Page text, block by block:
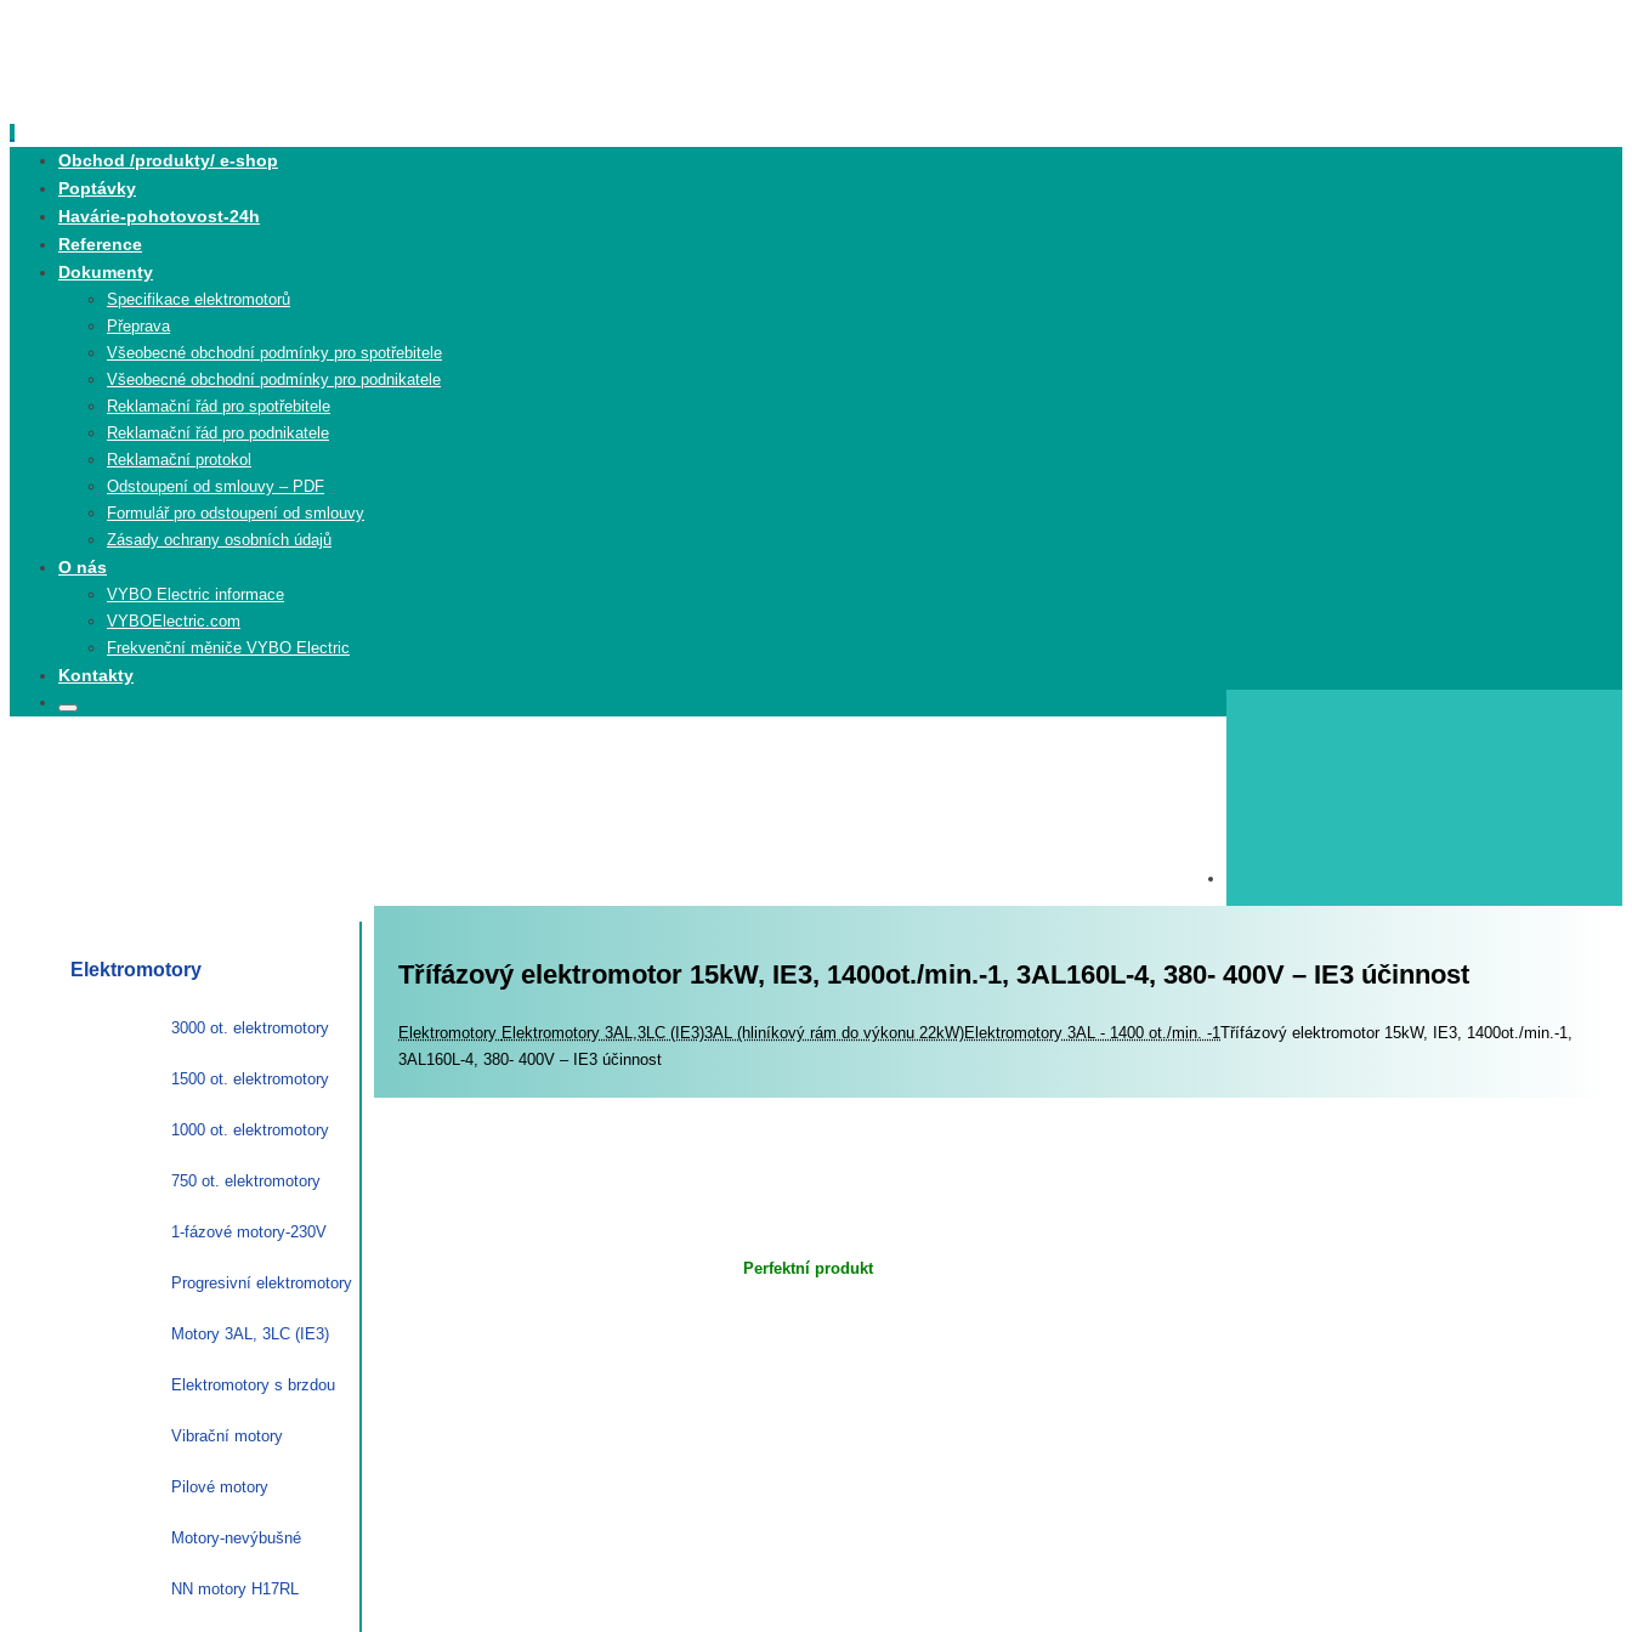
content
Obchod /produkty/ e-shop
Poptávky
Havárie-pohotovost-24h
Reference
Dokumenty
Specifikace elektromotorů
Přeprava
Všeobecné obchodní podmínky pro spotřebitele
Všeobecné obchodní podmínky pro podnikatele
Reklamační řád pro spotřebitele
Reklamační řád pro podnikatele
Reklamační protokol
Odstoupení od smlouvy – PDF
Formulář pro odstoupení od smlouvy
Zásady ochrany osobních údajů
O nás
VYBO Electric informace
VYBOElectric.com
Frekvenční měniče VYBO Electric
Kontakty
Search
Search
Třífázový elektromotor 15kW, IE3, 1400ot./min.-1, 3AL160L-4, 380- 400V – IE3 účinnost
Elektromotory Elektromotory
Elektromotory 3AL,3LC (IE3)3AL (hliníkový rám do výkonu 22kW)Elektromotory 3AL - 1400 ot./min. -1Třífázový elektromotor 15kW, IE3, 1400ot./min.-1,
3AL160L-4, 380- 400V – IE3 účinnost
Perfektní produkt
Elektromotory
3000 ot. elektromotory
1500 ot. elektromotory
1000 ot. elektromotory
750 ot. elektromotory
1-fázové motory-230V
Progresivní elektromotory
Motory 3AL, 3LC (IE3)
Elektromotory s brzdou
Vibrační motory
Pilové motory
Motory-nevýbušné
NN motory H17RL